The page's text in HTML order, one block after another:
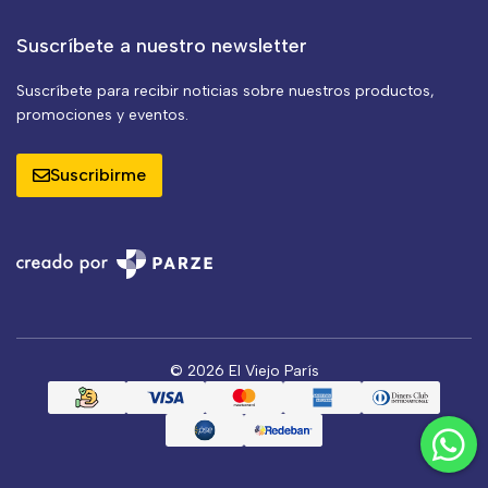
Suscríbete a nuestro newsletter
Suscríbete para recibir noticias sobre nuestros productos,
promociones y eventos.
Suscribirme
© 2026 El Viejo París